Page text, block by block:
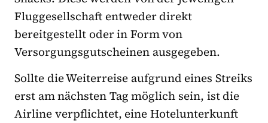
Fluggesellschaft entweder direkt
bereitgestellt oder in Form von
Versorgungsgutscheinen ausgegeben.
Sollte die Weiterreise aufgrund eines Streiks
erst am nächsten Tag möglich sein, ist die
Airline verpflichtet, eine Hotelunterkunft